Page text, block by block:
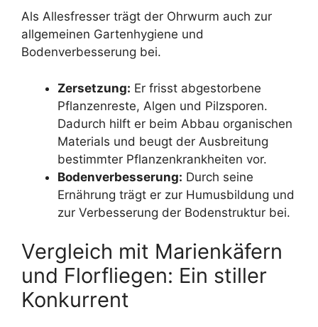
Als Allesfresser trägt der Ohrwurm auch zur
allgemeinen Gartenhygiene und
Bodenverbesserung bei.
Zersetzung: Er frisst abgestorbene
Pflanzenreste, Algen und Pilzsporen.
Dadurch hilft er beim Abbau organischen
Materials und beugt der Ausbreitung
bestimmter Pflanzenkrankheiten vor.
Bodenverbesserung: Durch seine
Ernährung trägt er zur Humusbildung und
zur Verbesserung der Bodenstruktur bei.
Vergleich mit Marienkäfern
und Florfliegen: Ein stiller
Konkurrent